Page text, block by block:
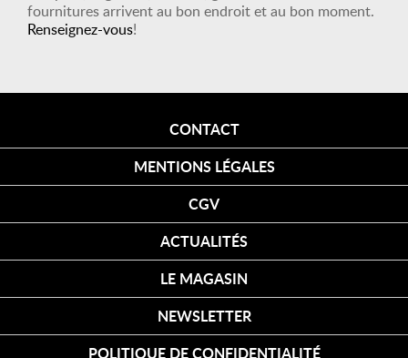
fournitures arrivent au bon endroit et au bon moment.
Renseignez-vous!
CONTACT
MENTIONS LÉGALES
CGV
ACTUALITÉS
LE MAGASIN
NEWSLETTER
POLITIQUE DE CONFIDENTIALITÉ